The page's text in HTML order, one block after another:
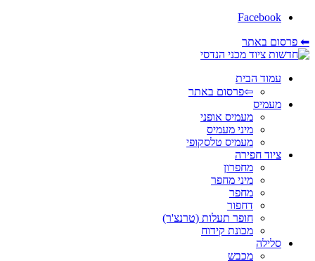
Facebook
⬅ פרסום באתר
עמוד הבית
⇦פרסום באתר
מעמיס
מעמיס אופני
מיני מעמיס
מעמיס טלסקופי
ציוד חפירה
מחפרון
מיני מחפר
מחפר
דחפור
חופר תעלות (טרנצ'ר)
מכונת קידוח
סלילה
מכבש